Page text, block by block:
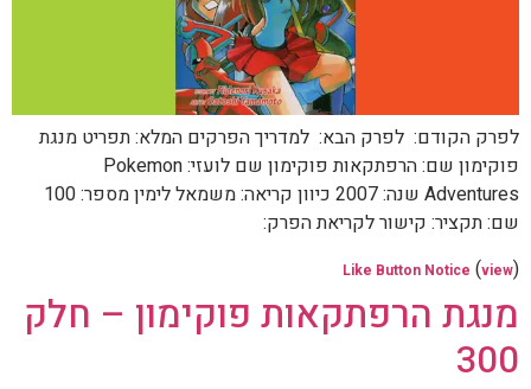
לפרק הקודם: לפרק הבא: למדריך הפרקים המלא: תפריט מנגת
פוקימון שם: הרפתקאות פוקימון שם לועזי: Pokemon
Adventures שנה: 2007 כיוון קריאה: משמאל לימין מספר: 100
שם: תקציר: קישור לקריאת הפרק:
Like Button Notice (view)
מנגת הרפתקאות פוקימון – חלק
300